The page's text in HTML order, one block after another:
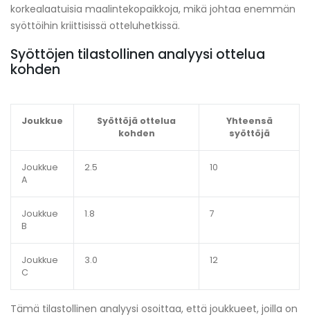
korkealaatuisia maalintekopaikkoja, mikä johtaa enemmän
syöttöihin kriittisissä otteluhetkissä.
Syöttöjen tilastollinen analyysi ottelua
kohden
Joukkue
Syöttöjä ottelua
kohden
Yhteensä
syöttöjä
Joukkue
A
2.5 10
Joukkue
B
1.8 7
Joukkue
C
3.0 12
Tämä tilastollinen analyysi osoittaa, että joukkueet, joilla on